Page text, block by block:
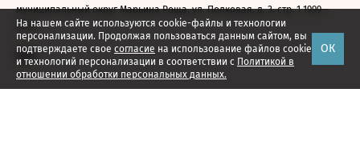
На нашем сайте используются cookie-файлы и технологии
персонализации. Продолжая пользоваться данным сайтом, вы
подтверждаете свое согласие на использование файлов cookie
и технологий персонализации в соответствии с Политикой в
отношении обработки персональных данных.
ОК
муниципальный округ Марьина Роща, ул. Полковая, д. 3, стр. 1 1999—
2026